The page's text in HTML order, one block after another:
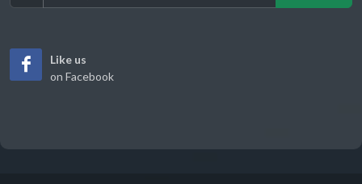
Like us
on Facebook